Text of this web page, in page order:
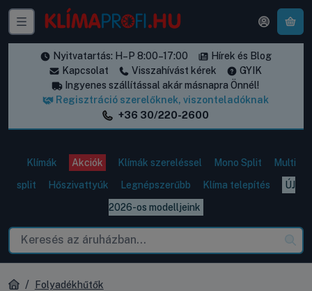
Nyitvatartás: H–P 8:00–17:00
Hírek és Blog
Kapcsolat
Visszahívást kérek
GYIK
Ingyenes szállítással akár másnapra Önnél!
Regisztráció szerelőknek, viszonteladóknak
+36 30/220-2600
Klímák Akciók Klímák szereléssel Mono Split
Multi
split
Hőszivattyúk Legnépszerűbb Klíma telepítés
ÚJ
2026-os modelljeink
Folyadékhűtők